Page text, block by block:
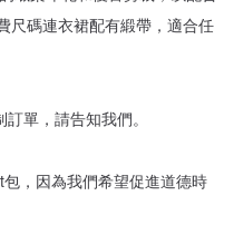
尺碼連衣裙配有緞帶，適合任
單，請告知我們。
，因為我們希望促進道德時